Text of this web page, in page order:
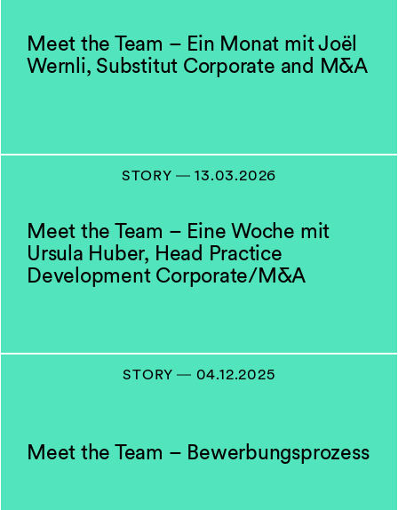
Meet the Team – Ein Monat mit Joël
Wernli, Substitut Corporate and M&A
STORY―13.03.2026
Meet the Team – Eine Woche mit
Ursula Huber, Head Practice
Development Corporate/M&A
STORY ― 04.12.2025
Meet the Team – Bewerbungsprozess